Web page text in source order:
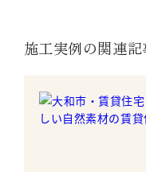
施工実例の関連記